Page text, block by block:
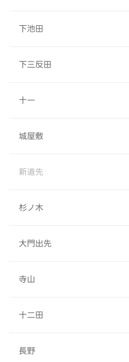
下池田
下三反田
十一
城屋敷
新道先
杉ノ木
大門出先
寺山
十二田
長野